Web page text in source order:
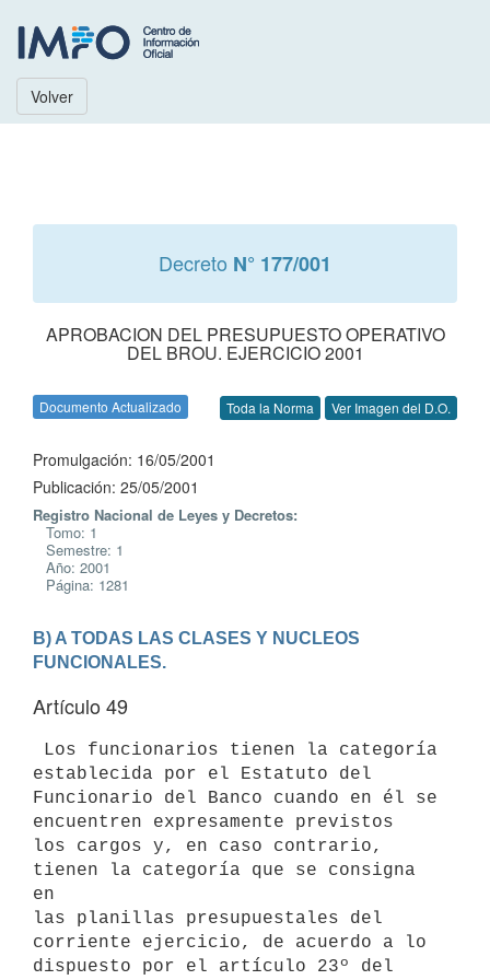
Volver
Decreto N° 177/001
APROBACION DEL PRESUPUESTO OPERATIVO
DEL BROU. EJERCICIO 2001
Documento Actualizado Toda la Norma Ver Imagen del D.O.
Promulgación: 16/05/2001
Publicación: 25/05/2001
Registro Nacional de Leyes y Decretos:
Tomo: 1
Semestre: 1
Año: 2001
Página: 1281
B) A TODAS LAS CLASES Y NUCLEOS
FUNCIONALES.
Artículo 49
establecida por el Estatuto del
Funcionario del Banco cuando en él se
encuentren expresamente previstos
los cargos y, en caso contrario,
tienen la categoría que se consigna
en
las planillas presupuestales del
corriente ejercicio, de acuerdo a lo
dispuesto por el artículo 23º del